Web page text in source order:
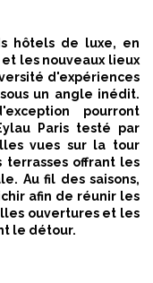
hôtels de luxe, en
les nouveaux lieux
d'expériences
un angle inédit.
pourront
Paris testé par
vues sur la tour
terrasses offrant les
Au fil des saisons,
afin de réunir les
ouvertures et les
le détour.